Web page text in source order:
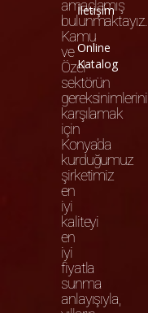
amaçlamış
bulunmaktayız.
Kamu
ve
Özel
sektörün
gereksinimlerini
karşılamak
için
Konya’da
kurduğumuz
şirketimiz
en
iyi
kaliteyi
en
iyi
fiyatla
sunma
anlayışıyla,
İletişim
Online
Katalog